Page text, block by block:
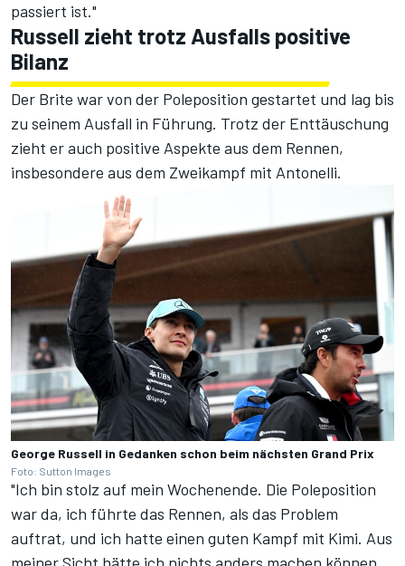
passiert ist."
Russell zieht trotz Ausfalls positive
Bilanz
Der Brite war von der Poleposition gestartet und lag bis
zu seinem Ausfall in Führung. Trotz der Enttäuschung
zieht er auch positive Aspekte aus dem Rennen,
insbesondere aus dem Zweikampf mit Antonelli.
George Russell in Gedanken schon beim nächsten Grand Prix
Foto: Sutton Images
"Ich bin stolz auf mein Wochenende. Die Poleposition
war da, ich führte das Rennen, als das Problem
auftrat, und ich hatte einen guten Kampf mit Kimi. Aus